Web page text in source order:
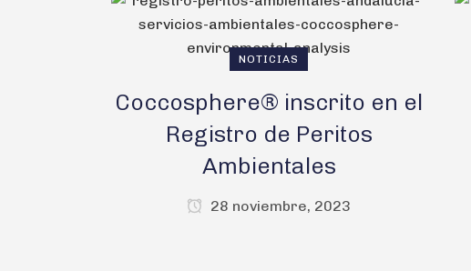
NOTICIAS
Coccosphere® inscrito en el
Registro de Peritos
Ambientales
28 noviembre, 2023